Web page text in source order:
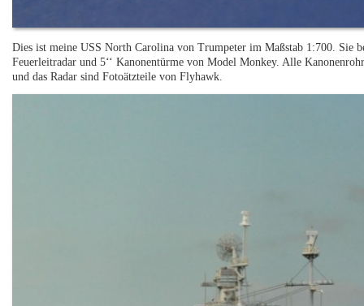
Dies ist meine USS North Carolina von Trumpeter im Maßstab 1:700. Sie
Feuerleitradar und 5‘‘ Kanonentürme von Model Monkey. Alle
und das Radar sind Fotoätzteile von Flyhawk.